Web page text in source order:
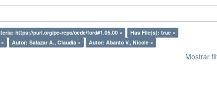
https://purl.org/pe-repo/ocde/ford#1.05.00 ×
Has File(s): true ×
Autor: Salazar A., Claudia × Autor: Abanto V., Nicole ×
Mostrar